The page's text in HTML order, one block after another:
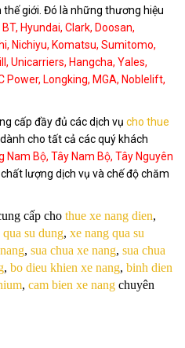
giới. Đó là những thương hiệu
Hyundai, Clark, Doosan,
Nichiyu, Komatsu, Sumitomo,
Unicarriers, Hangcha, Yales,
Power, Longking, MGA, Noblelift,
cấp đầy đủ các dịch vụ cho thue
dành cho tất cả các quý khách
Nam Bộ, Tây Nam Bộ, Tây Nguyên
lượng dịch vụ và chế độ chăm
cấp cho thue xe nang dien,
su dung, xe nang qua su
, sua chua xe nang, sua chua
, bo dieu khien xe nang, binh dien
, cam bien xe nang chuyên